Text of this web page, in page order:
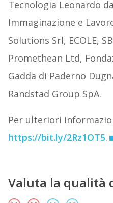
Tecnologia Leonardo
Immaginazione e
Solutions Srl, ECOLE,
Promethean Ltd,
Gadda di Paderno
Randstad Group SpA.
Per ulteriori
https://bit.ly/2Rz1OT5.
Valuta la qualità